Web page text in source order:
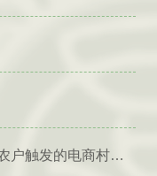
乔天宇 邱泽奇 边缘农户触发的电商村形成